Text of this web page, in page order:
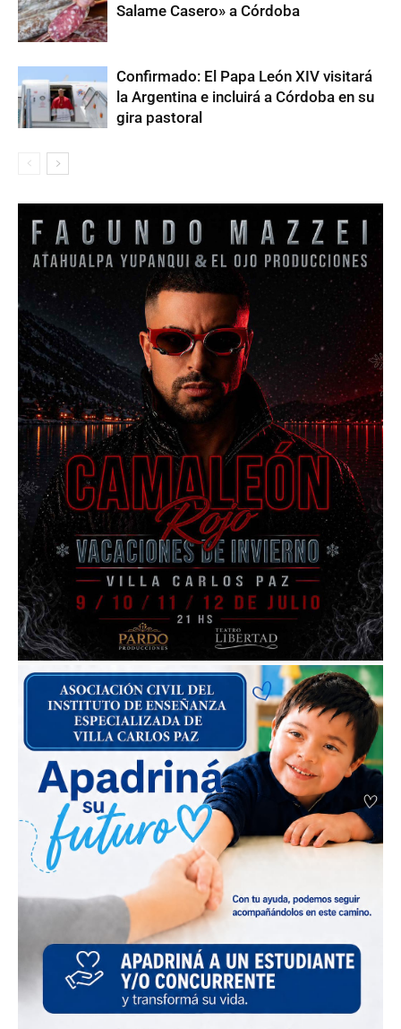
Salame Casero» a Córdoba
Confirmado: El Papa León XIV visitará
la Argentina e incluirá a Córdoba en su
gira pastoral